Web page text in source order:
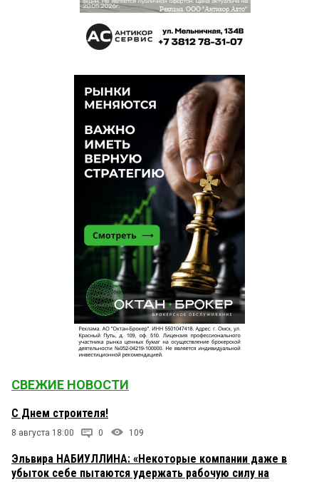
СВЕЖИЕ НОВОСТИ
С Днем строителя!
8 августа 18:00 0 109
Эльвира НАБИУЛЛИНА: «Некоторые компании даже в
убыток себе пытаются удержать рабочую силу на